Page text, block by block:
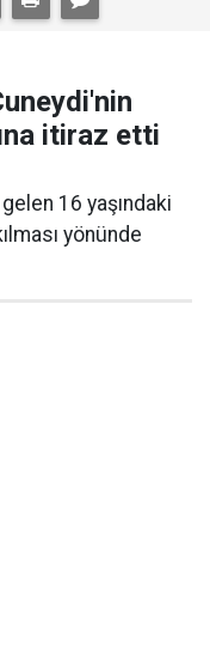
itiraz etti
16 yaşındaki
yönünde